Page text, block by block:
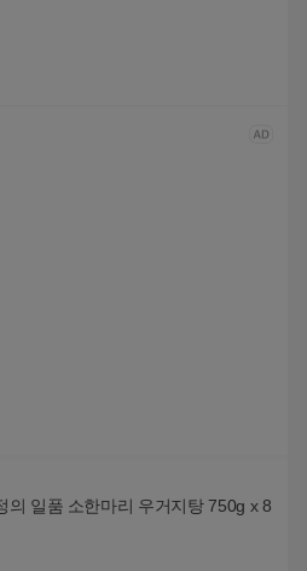
의 일품 소한마리 우거지탕 750g x 8